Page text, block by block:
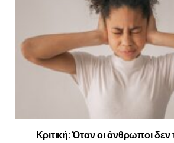
Κριτική: Όταν οι άνθρωποι δεν